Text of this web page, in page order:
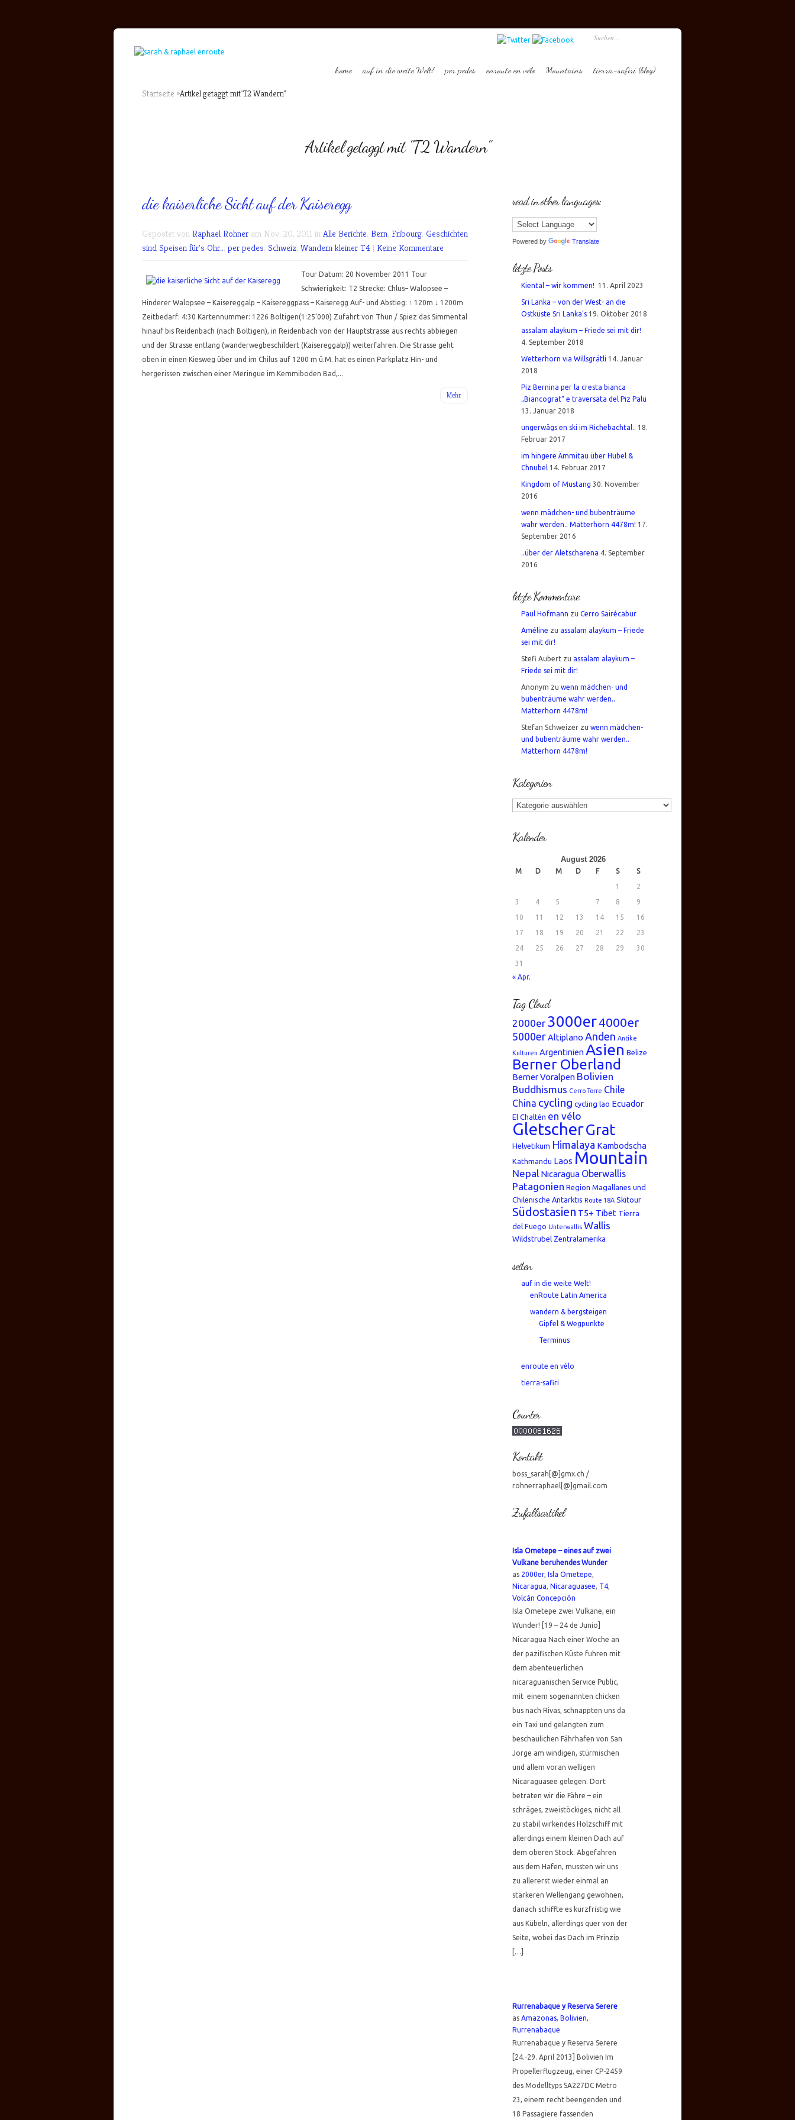
home auf in die weite Welt! per pedes enroute en vélo Mountains tierra-safiri (blog)
Startseite »Artikel getaggt mit"T2 Wandern"
Artikel getaggt mit "T2 Wandern"
die kaiserliche Sicht auf der Kaiseregg
Gepostet von Raphael Rohner am Nov. 20, 2011 in Alle Berichte, Bern, Fribourg, Geschichten
sind Speisen für's Ohr.., per pedes, Schweiz, Wandern kleiner T4 | Keine Kommentare
Tour Datum: 20 November 2011 Tour
Schwierigkeit: T2 Strecke: Chlus– Walopsee –
Hinderer Walopsee – Kaisereggalp – Kaisereggpass – Kaiseregg Auf- und Abstieg: ↑ 120m ↓ 1200m
Zeitbedarf: 4:30 Kartennummer: 1226 Boltigen(1:25’000) Zufahrt von Thun / Spiez das Simmental
hinauf bis Reidenbach (nach Boltigen), in Reidenbach von der Hauptstrasse aus rechts abbiegen
und der Strasse entlang (wanderwegbeschildert (Kaisereggalp)) weiterfahren. Die Strasse geht
oben in einen Kiesweg über und im Chilus auf 1200 m ü.M. hat es einen Parkplatz Hin- und
hergerissen zwischen einer Meringue im Kemmiboden Bad,...
Mehr
read in other languages:
Powered by Translate
letzte Posts
Kiental – wir kommen! 11. April 2023
Sri Lanka – von der West- an die
Ostküste Sri Lanka’s 19. Oktober 2018
assalam alaykum – Friede sei mit dir!
4. September 2018
Wetterhorn via Willsgrätli 14. Januar
2018
Piz Bernina per la cresta bianca
„Biancograt“ e traversata del Piz Palü
13. Januar 2018
ungerwägs en ski im Richebachtal.. 18.
Februar 2017
im hingere Ämmitau über Hubel &
Chnubel 14. Februar 2017
Kingdom of Mustang 30. November
2016
wenn mädchen- und bubenträume
wahr werden.. Matterhorn 4478m! 17.
September 2016
..über der Aletscharena 4. September
2016
letzte Kommentare
Paul Hofmann zu Cerro Sairécabur
Améline zu assalam alaykum – Friede
sei mit dir!
Stefi Aubert zu assalam alaykum –
Friede sei mit dir!
Anonym zu wenn mädchen- und
bubenträume wahr werden..
Matterhorn 4478m!
Stefan Schweizer zu wenn mädchen-
und bubenträume wahr werden..
Matterhorn 4478m!
Kategorien
Kategorien
Kalender
August 2026
M D M D F S
S
1
2
3
4 5 7 8
9
10
11 12 13 14 15
16
17
18 19 20 21 22
23
24
25 26 27 28 29
30
31
« Apr.
Tag Cloud
2000er 3000er4000er
5000erAltiplano Anden Antike
Kulturen Argentinien Asien Belize
Berner Oberland
Berner Voralpen Bolivien
Buddhismus Cerro Torre Chile
China cycling cycling lao Ecuador
El Chaltén en vélo
GletscherGrat
Helvetikum Himalaya Kambodscha
Kathmandu Laos Mountain
Nepal Nicaragua Oberwallis
Patagonien Region Magallanes und
Chilenische Antarktis Route 18A Skitour
Südostasien T5+ Tibet Tierra
del Fuego Unterwallis Wallis
Wildstrubel Zentralamerika
seiten
auf in die weite Welt!
enRoute Latin America
wandern & bergsteigen
Gipfel & Wegpunkte
Terminus
enroute en vélo
tierra-safiri
Counter
Kontakt
boss_sarah[@]gmx.ch /
rohnerraphael[@]gmail.com
Zufallsartikel
Isla Ometepe – eines auf zwei
Vulkane beruhendes Wunder
as 2000er, Isla Ometepe,
Nicaragua, Nicaraguasee, T4,
Volcán Concepción
Isla Ometepe zwei Vulkane, ein
Wunder! [19 – 24 de Junio]
Nicaragua Nach einer Woche an
der pazifischen Küste fuhren mit
dem abenteuerlichen
nicaraguanischen Service Public,
mit einem sogenannten chicken
bus nach Rivas, schnappten uns da
ein Taxi und gelangten zum
beschaulichen Fährhafen von San
Jorge am windigen, stürmischen
und allem voran welligen
Nicaraguasee gelegen. Dort
betraten wir die Fähre – ein
schräges, zweistöckiges, nicht all
zu stabil wirkendes Holzschiff mit
allerdings einem kleinen Dach auf
dem oberen Stock. Abgefahren
aus dem Hafen, mussten wir uns
zu allererst wieder einmal an
stärkeren Wellengang gewöhnen,
danach schiffte es kurzfristig wie
aus Kübeln, allerdings quer von der
Seite, wobei das Dach im Prinzip
[…]
Rurrenabaque y Reserva Serere
as Amazonas, Bolivien,
Rurrenabaque
Rurrenabaque y Reserva Serere
[24.-29. April 2013] Bolivien Im
Propellerflugzeug, einer CP-2459
des Modelltyps SA227DC Metro
23, einem recht beengenden und
18 Passagiere fassenden